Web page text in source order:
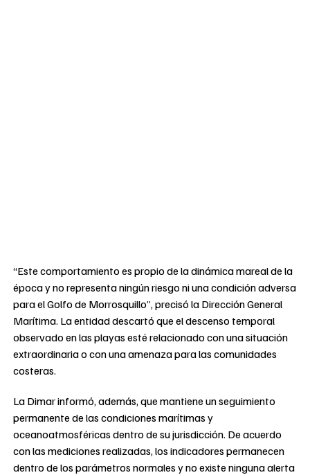
“Este comportamiento es propio de la dinámica mareal de la
época y no representa ningún riesgo ni una condición adversa
para el Golfo de Morrosquillo”, precisó la Dirección General
Marítima. La entidad descartó que el descenso temporal
observado en las playas esté relacionado con una situación
extraordinaria o con una amenaza para las comunidades
costeras.
La Dimar informó, además, que mantiene un seguimiento
permanente de las condiciones marítimas y
oceanoatmosféricas dentro de su jurisdicción. De acuerdo
con las mediciones realizadas, los indicadores permanecen
dentro de los parámetros normales y no existe ninguna alerta